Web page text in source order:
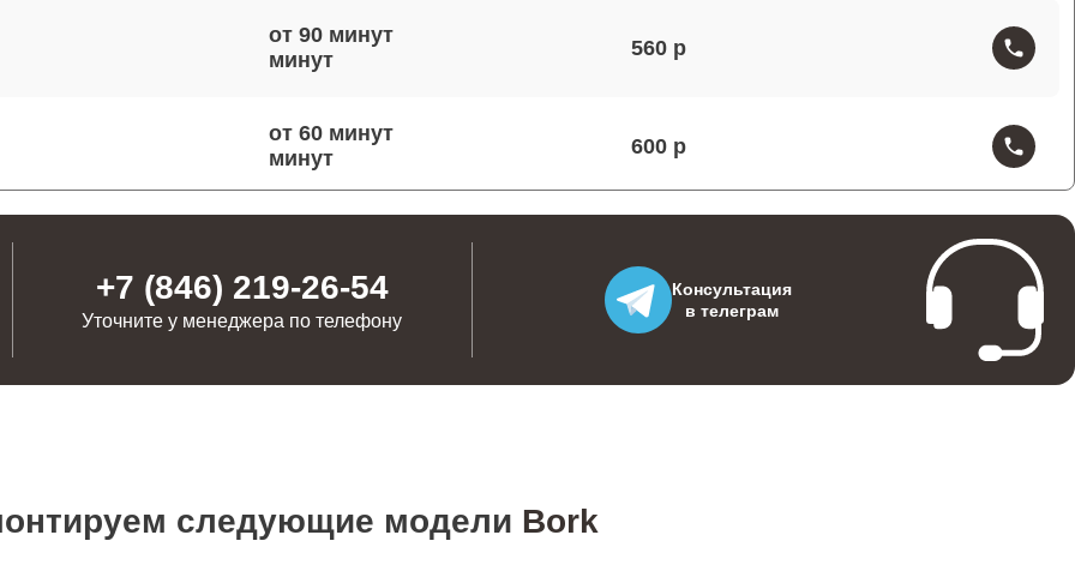
от 90 минут
560
от 60 минут
600
от 70 минут
от 110 минут
+7 (846) 219-26-54
Уточните у менеджера по телефону
Консультация
в телеграм
следующие модели Bork